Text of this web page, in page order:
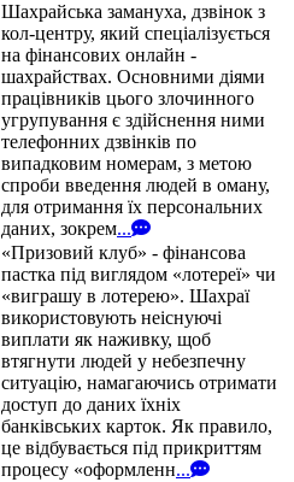
Шахрайська замануха, дзвінок з
кол-центру, який спеціалізується
на фінансових онлайн -
шахрайствах. Основними діями
працівників цього злочинного
угрупування є здійснення ними
телефонних дзвінків по
випадковим номерам, з метою
спроби введення людей в оману,
для отримання їх персональних
даних, зокрем...
«Призовий клуб» - фінансова
пастка під виглядом «лотереї» чи
«виграшу в лотерею». Шахраї
використовують неіснуючі
виплати як наживку, щоб
втягнути людей у небезпечну
ситуацію, намагаючись отримати
доступ до даних їхніх
банківських карток. Як правило,
це відбувається під прикриттям
процесу «оформленн...